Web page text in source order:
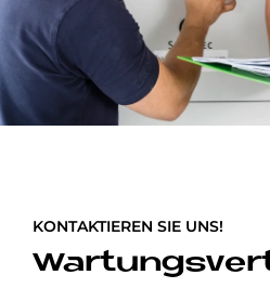
KONTAKTIEREN SIE UNS!